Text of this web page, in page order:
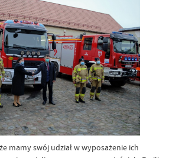
mamy swój udział w wyposażenie ich